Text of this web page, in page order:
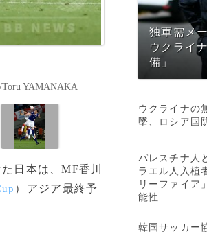
YAMANAKA
日本は、MF香川
）アジア最終予
独軍需メ
ウクライ
備」
ウクライナの
墜、ロシア国
パレスチナ人
ラエル人入植
リーファイア
能性
韓国サッカー